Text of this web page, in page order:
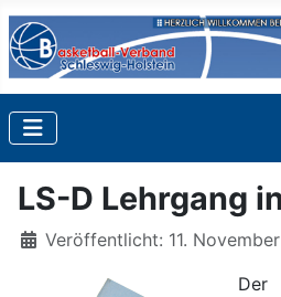
LS-D Lehrgang
Details
Veröffentlicht: 11.
Der